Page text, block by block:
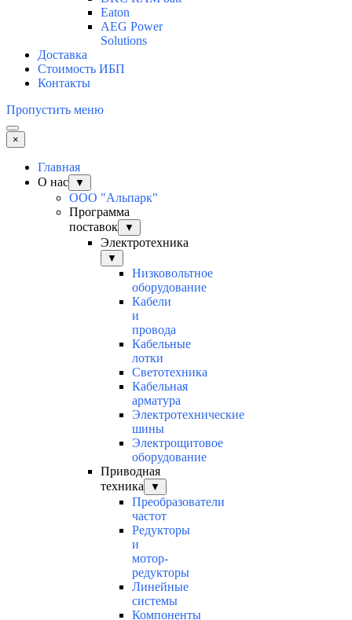
Eaton
AEG Power
Solutions
Доставка
Стоимость ИБП
Контакты
Пропустить меню
×
Главная
О нас
▼
ООО "Альпарк"
Программа
поставок
▼
Электротехника
▼
Низковольтное
оборудование
Кабели
и
провода
Кабельные
лотки
Светотехника
Кабельная
арматура
Электротехнические
шины
Электрощитовое
оборудование
Приводная
техника
▼
Преобразователи
частот
Редукторы
и
мотор-
редукторы
Линейные
системы
Компоненты